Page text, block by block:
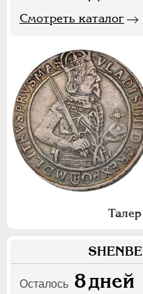
Смотреть каталог
Осталось 8дней